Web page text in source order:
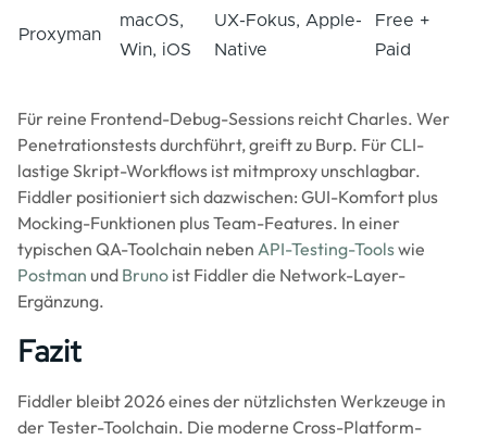
Proxyman
macOS,
Win, iOS
UX-Fokus, Apple-
Native
Free +
Paid
Für reine Frontend-Debug-Sessions reicht Charles. Wer
Penetrationstests durchführt, greift zu Burp. Für CLI-
lastige Skript-Workflows ist mitmproxy unschlagbar.
Fiddler positioniert sich dazwischen: GUI-Komfort plus
Mocking-Funktionen plus Team-Features. In einer
typischen QA-Toolchain neben API-Testing-Toolswie
Postman und Bruno ist Fiddler die Network-Layer-
Ergänzung.
Fazit
Fiddler bleibt 2026 eines der nützlichsten Werkzeuge in
der Tester-Toolchain. Die moderne Cross-Platform-